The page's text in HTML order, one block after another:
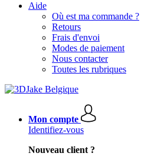
Aide
Où est ma commande ?
Retours
Frais d'envoi
Modes de paiement
Nous contacter
Toutes les rubriques
Mon compte
Identifiez-vous
Nouveau client ?